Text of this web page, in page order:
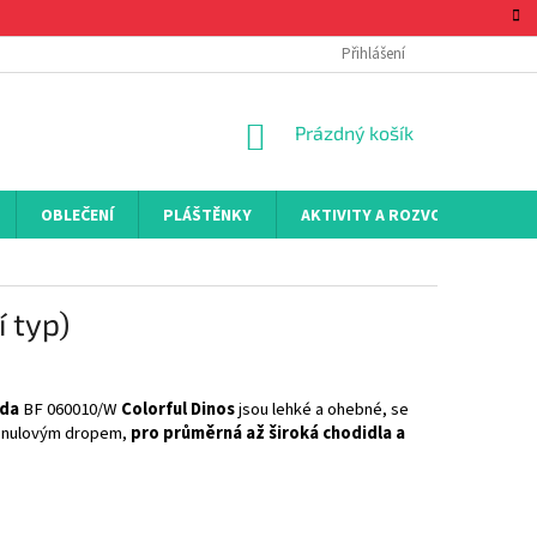
Přihlášení
NÁKUPNÍ
Prázdný košík
OBLEČENÍ PLÁŠTĚNKY AKTIVITY A ROZVOJ
typ)
BF 060010/W Colorful Dinosjsou lehké a ohebné, se
dropem, pro průměrná až široká chodidla a